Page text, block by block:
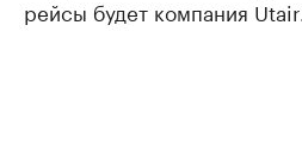
рейсы будет компания